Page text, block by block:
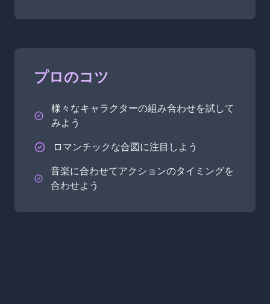
プロのコツ
様々なキャラクターの組み合わせを試して
みよう
ロマンチックな合図に注目しよう
音楽に合わせてアクションのタイミングを
合わせよう